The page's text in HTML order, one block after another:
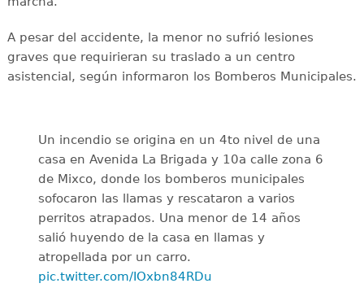
A pesar del accidente, la menor no sufrió lesiones
graves que requirieran su traslado a un centro
asistencial, según informaron los Bomberos Municipales.
Un incendio se origina en un 4to nivel de una
casa en Avenida La Brigada y 10a calle zona 6
de Mixco, donde los bomberos municipales
sofocaron las llamas y rescataron a varios
perritos atrapados. Una menor de 14 años
salió huyendo de la casa en llamas y
atropellada por un carro.
pic.twitter.com/IOxbn84RDu